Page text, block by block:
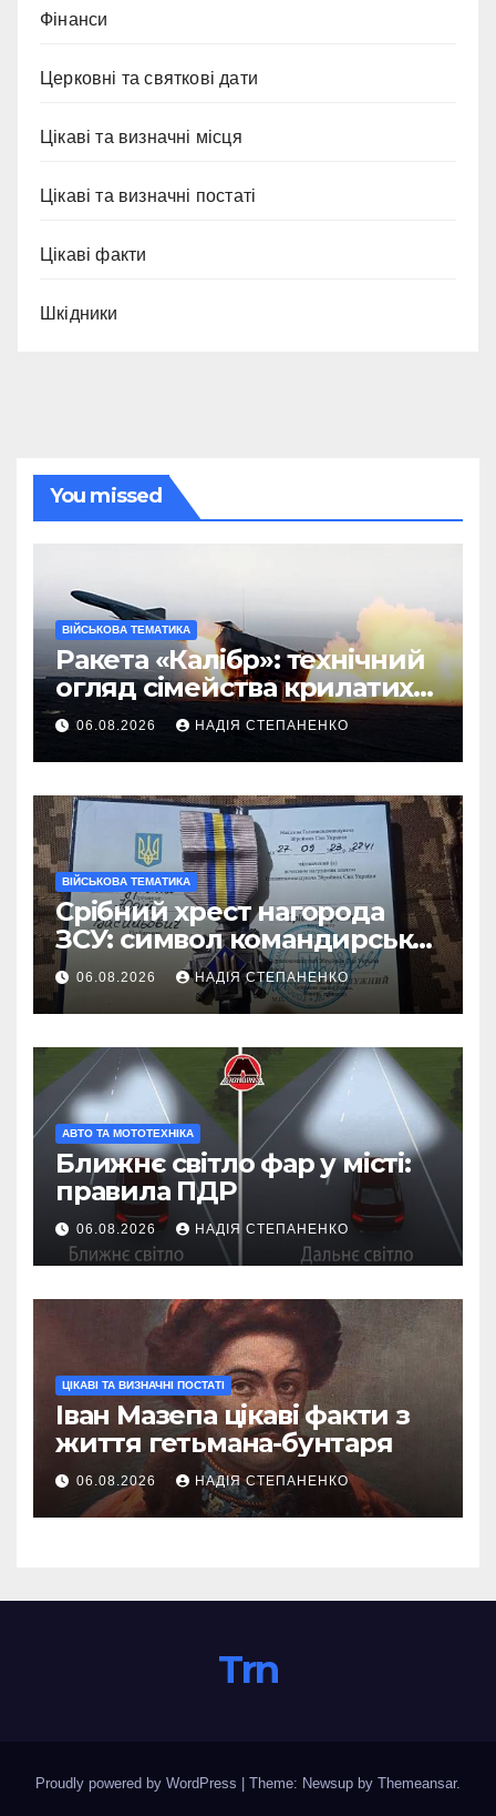
Фінанси
Церковні та святкові дати
Цікаві та визначні місця
Цікаві та визначні постаті
Цікаві факти
Шкідники
You missed
ВІЙСЬКОВА ТЕМАТИКА
Ракета «Калібр»: технічний
огляд сімейства крилатих
ракет
06.08.2026 НАДІЯ СТЕПАНЕНКО
ВІЙСЬКОВА ТЕМАТИКА
Срібний хрест нагорода
ЗСУ: символ командирської
майстерності
06.08.2026 НАДІЯ СТЕПАНЕНКО
АВТО ТА МОТОТЕХНІКА
Ближнє світло фар у місті:
правила ПДР
06.08.2026 НАДІЯ СТЕПАНЕНКО
ЦІКАВІ ТА ВИЗНАЧНІ ПОСТАТІ
Іван Мазепа цікаві факти з
життя гетьмана-бунтаря
06.08.2026 НАДІЯ СТЕПАНЕНКО
Trn
Proudly powered by WordPress | Theme: Newsup by Themeansar.